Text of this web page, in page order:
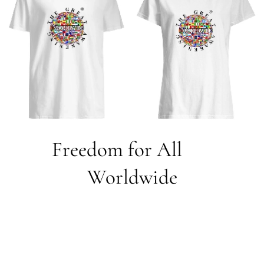
Freedom for All 💜
Worldwide